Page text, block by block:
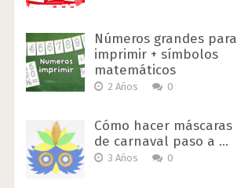
Números grandes para
imprimir + símbolos
matemáticos
2 Años 0
Cómo hacer máscaras
de carnaval paso a …
3 Años 0